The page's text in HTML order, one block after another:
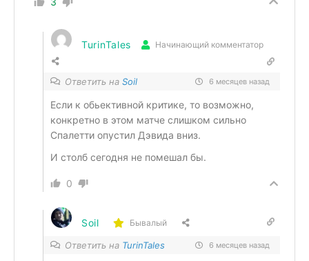
TurinTales Начинающий комментатор
Ответить на Soil 6 месяцев назад
Если к обьективной критике, то возможно,
конкретно в этом матче слишком сильно
Спалетти опустил Дэвида вниз.
И столб сегодня не помешал бы.
0
Soil Бывалый
Ответить на TurinTales 6 месяцев назад